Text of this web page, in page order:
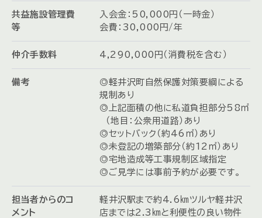
共益施設管理費
等
入会金：50,000円（一時金）
会費：30,000円/年
仲介手数料 4,290,000円（消費税を含む）
備考
◎軽井沢町自然保護対策要綱による
規制あり
◎上記面積の他に私道負担部分58㎡
（地目：公衆用道路）あり
◎セットバック（約46㎡）あり
◎未登記の増築部分（約12㎡）あり
◎宅地造成等工事規制区域指定
◎ご見学には事前予約が必要です。
担当者からのコ
メント
軽井沢駅まで約4.6㎞ツルヤ軽井沢
店までは2.3㎞と利便性の良い物件